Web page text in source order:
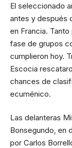
El seleccionado
antes y después
en Francia.
fase de grupos
cumplieron hoy.
Escocia
chances de
ecuménico.
Las delanteras
Bonsegundo, en
por Carlos